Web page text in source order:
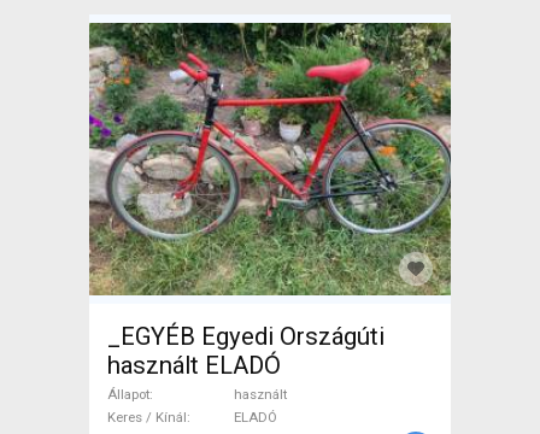
_EGYÉB Egyedi Országúti
használt ELADÓ
Állapot
használt
Keres / Kínál
ELADÓ